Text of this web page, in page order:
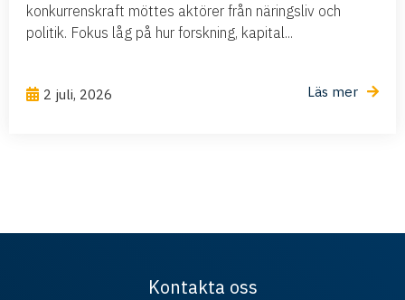
konkurrenskraft möttes aktörer från näringsliv och
politik. Fokus låg på hur forskning, kapital...
2 juli, 2026 Läs mer
Kontakta oss